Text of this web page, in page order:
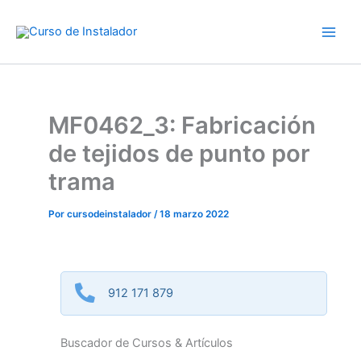
MF0462_3: Fabricación
de tejidos de punto por
trama
Por cursodeinstalador /18 marzo 2022
912 171 879
Buscador de Cursos & Artículos